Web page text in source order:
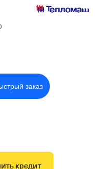
заказ
кредит